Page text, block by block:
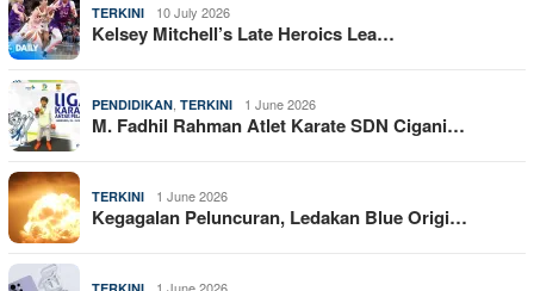
TERKINI 10 July 2026
Kelsey Mitchell’s Late Heroics Lea…
PENDIDIKAN, TERKINI 1 June 2026
M. Fadhil Rahman Atlet Karate SDN Cigani…
TERKINI 1 June 2026
Kegagalan Peluncuran, Ledakan Blue Origi…